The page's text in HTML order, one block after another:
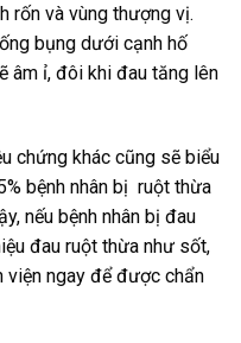
rốn và vùng thượng vị.
bụng dưới cạnh hố
âm ỉ, đôi khi đau tăng lên
chứng khác cũng sẽ biểu
bệnh nhân bị ruột thừa
nếu bệnh nhân bị đau
đau ruột thừa như sốt,
viện ngay để được chẩn